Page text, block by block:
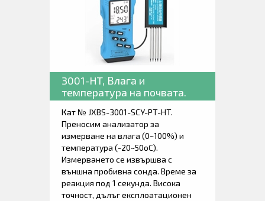
зарядно устройство и ръководство
за работа.
3001-HT, Влага и
температура на почвата.
Кат № JXBS-3001-SCY-PT-HT.
Преносим анализатор за
измерване на влага (0~100%) и
температура (-20~50oC).
Измерването се извършва с
външна пробивна сонда. Време за
реакция под 1 секунда. Висока
точност, дълъг експлоатационен